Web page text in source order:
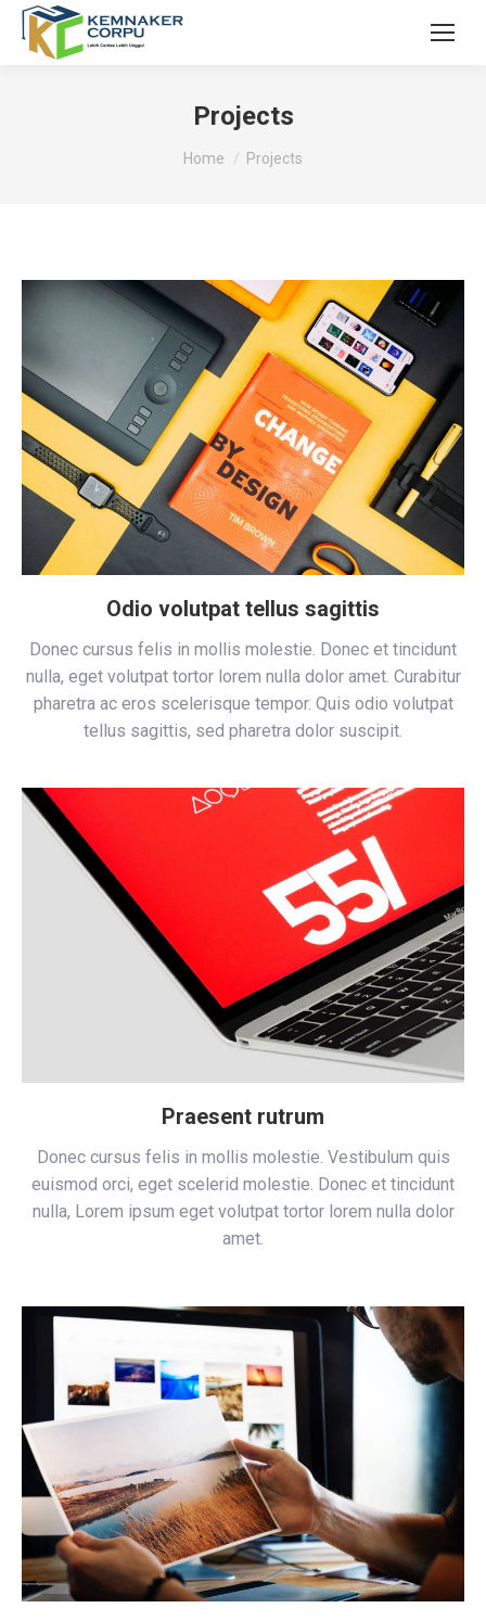
Projects
You are here:
Home Projects
Odio volutpat tellus sagittis
Donec cursus felis in mollis molestie. Donec et tincidunt
nulla, eget volutpat tortor lorem nulla dolor amet. Curabitur
pharetra ac eros scelerisque tempor. Quis odio volutpat
tellus sagittis, sed pharetra dolor suscipit.
Praesent rutrum
Donec cursus felis in mollis molestie. Vestibulum quis
euismod orci, eget scelerid molestie. Donec et tincidunt
nulla, Lorem ipsum eget volutpat tortor lorem nulla dolor
amet.